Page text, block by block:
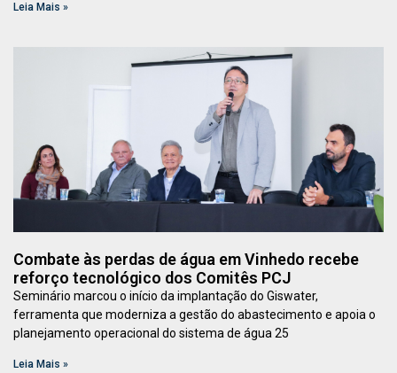
Leia Mais »
Combate às perdas de água em Vinhedo recebe
reforço tecnológico dos Comitês PCJ
Seminário marcou o início da implantação do Giswater,
ferramenta que moderniza a gestão do abastecimento e apoia o
planejamento operacional do sistema de água 25
Leia Mais »